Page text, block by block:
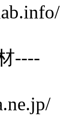
----